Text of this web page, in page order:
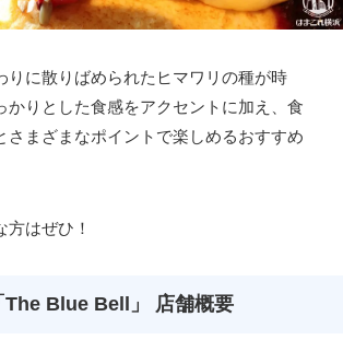
りに散りばめられたヒマワリの種が時
かりとした食感をアクセントに加え、食
さまざまなポイントで楽しめるおすすめ
方はぜひ！
The Blue Bell」 店舗概要